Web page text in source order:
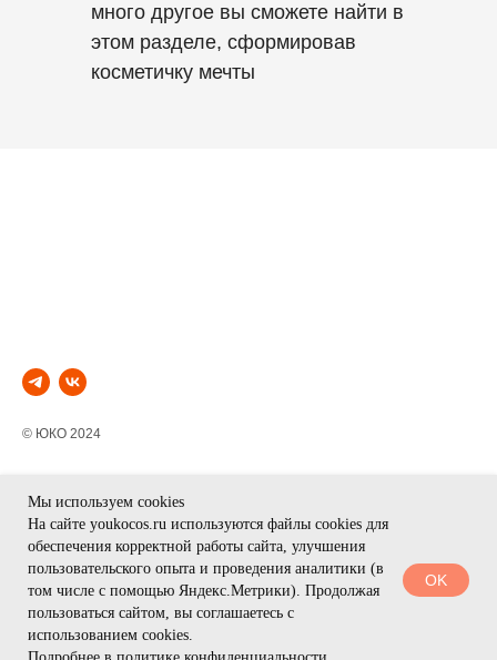
Мы используем cookies
На сайте youkocos.ru используются файлы cookies для
обеспечения корректной работы сайта, улучшения
пользовательского опыта и проведения аналитики (в
том числе с помощью Яндекс.Метрики). Продолжая
пользоваться сайтом, вы соглашаетесь с
использованием cookies.
OK
много другое вы сможете найти в
этом разделе, сформировав
косметичку мечты
© ЮКО 2024
Мы с удовольствием
поможем подобрать
продукты, ответим на все
вопросы и примем заказ
Политика
конфиденциальности
Контакты
Доставка и оплата